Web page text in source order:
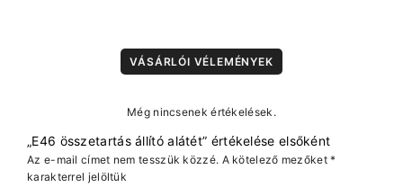
VÁSÁRLÓI VÉLEMÉNYEK
Még nincsenek értékelések.
„E46 összetartás állító alátét” értékelése elsőként
Az e-mail címet nem tesszük közzé. A kötelező mezőket*
karakterrel jelöltük